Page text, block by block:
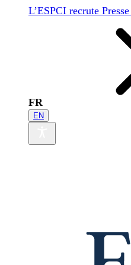
L’ESPCI recrute Presse
FR
EN